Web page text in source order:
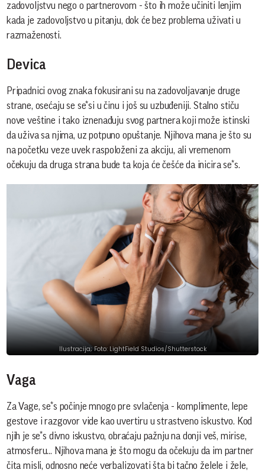
zadovoljstvu nego o partnerovom - što ih može učiniti lenjim
kada je zadovoljstvo u pitanju, dok će bez problema uživati u
razmaženosti.
Devica
Pripadnici ovog znaka fokusirani su na zadovoljavanje druge
strane, osećaju se se*si u činu i još su uzbuđeniji. Stalno stiču
nove veštine i tako iznenađuju svog partnera koji može istinski
da uživa sa njima, uz potpuno opuštanje. Njihova mana je što su
na početku veze uvek raspoloženi za akciju, ali vremenom
očekuju da druga strana bude ta koja će češće da inicira se*s.
Ilustracija; Foto: LightField Studios/Shutterstock
Vaga
Za Vage, se*s počinje mnogo pre svlačenja - komplimente, lepe
gestove i razgovor vide kao uvertiru u strastveno iskustvo. Kod
njih je se*s divno iskustvo, obraćaju pažnju na donji veš, mirise,
atmosferu... Njihova mana je što mogu da očekuju da im partner
čita misli, odnosno neće verbalizovati šta bi tačno želele i žele,